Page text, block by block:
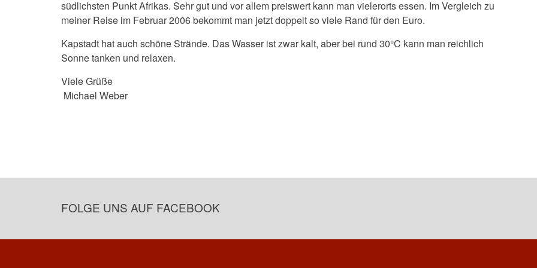
südlichsten Punkt Afrikas. Sehr gut und vor allem preiswert kann man vielerorts essen. Im Vergleich zu
meiner Reise im Februar 2006 bekommt man jetzt doppelt so viele Rand für den Euro.
Kapstadt hat auch schöne Strände. Das Wasser ist zwar kalt, aber bei rund 30°C kann man reichlich
Sonne tanken und relaxen.
Viele Grüße
Michael Weber
FOLGE UNS AUF FACEBOOK